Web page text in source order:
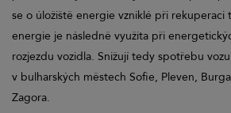
se o úložiště energie vzniklé při rekuperaci
energie je následně využita při
rozjezdu vozidla. Snižují tedy spotřebu
v bulharských městech Sofie, Pleven,
Zagora.